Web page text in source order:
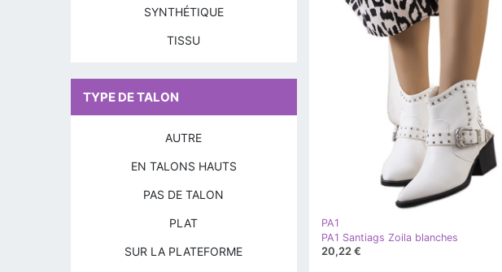
PA1
PA1 Santiags Zoila blanches
20,22 €
SYNTHÉTIQUE
TISSU
TYPE DE TALON
AUTRE
EN TALONS HAUTS
PAS DE TALON
PLAT
SUR LA PLATEFORME